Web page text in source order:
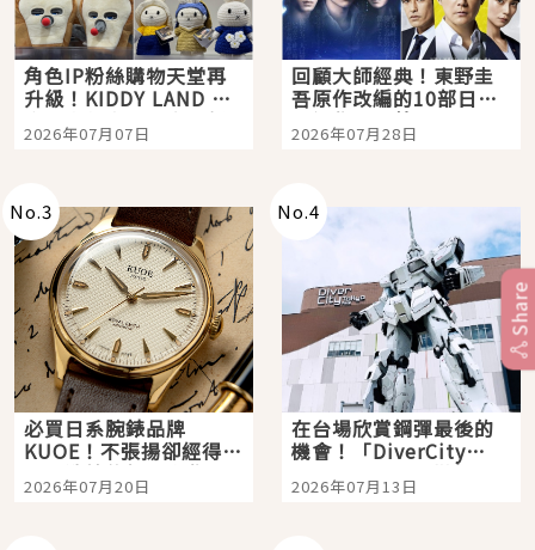
角色IP粉絲購物天堂再
升級！KIDDY LAND 原
宿店吉伊卡哇迎客，新
開幕 OMOKADO 店3分
2026年07月07日
回顧大師經典！東野圭
吾原作改編的10部日本
影視作品推薦
2026年07月28日
No.3
必買日系腕錶品牌
KUOE！不張揚卻經得起
時間洗鍊的經典之作五
選
2026年07月20日
No.4
在台場欣賞鋼彈最後的
機會！「DiverCity
Tokyo Plaza」搭船、
購物、美食及夜景，一
2026年07月13日
Share